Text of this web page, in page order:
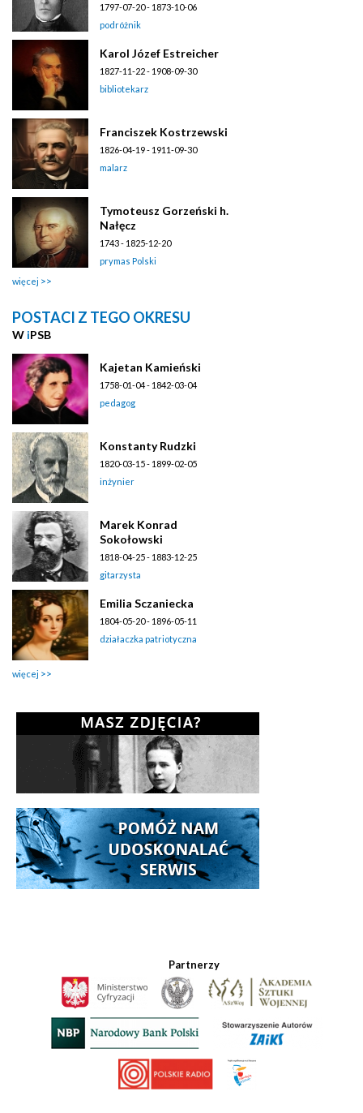
1797-07-20 - 1873-10-06
podróżnik
Karol Józef Estreicher
1827-11-22 - 1908-09-30
bibliotekarz
Franciszek Kostrzewski
1826-04-19 - 1911-09-30
malarz
Tymoteusz Gorzeński h.
Nałęcz
1743 - 1825-12-20
prymas Polski
więcej
POSTACI Z TEGO OKRESU
W iPSB
Kajetan Kamieński
1758-01-04 - 1842-03-04
pedagog
Konstanty Rudzki
1820-03-15 - 1899-02-05
inżynier
Marek Konrad
Sokołowski
1818-04-25 - 1883-12-25
gitarzysta
Emilia Sczaniecka
1804-05-20 - 1896-05-11
działaczka patriotyczna
więcej
Partnerzy